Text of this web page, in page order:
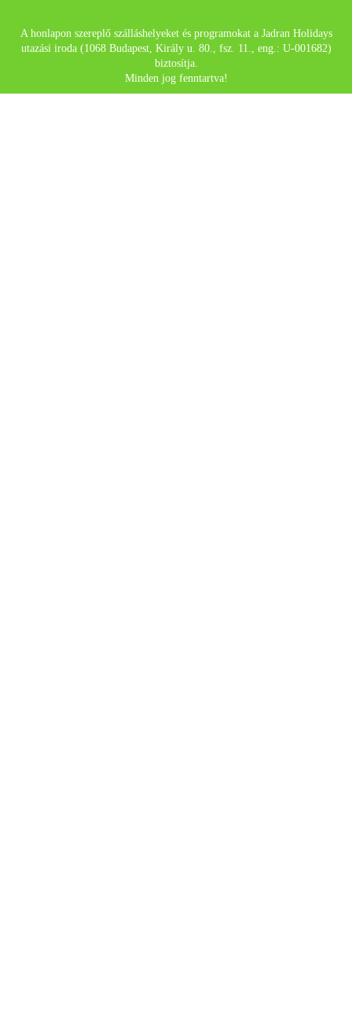
A honlapon szereplő szálláshelyeket és programokat a Jadran Holidays
utazási iroda (1068 Budapest, Király u. 80., fsz. 11., eng.: U-001682)
biztosítja.
Minden jog fenntartva!